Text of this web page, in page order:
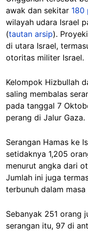
awak dan sekitar 180
wilayah udara Israel
(tautan arsip).
di utara Israel,
otoritas militer Israel.
Kelompok Hizbullah
saling membalas
pada tanggal 7
perang di Jalur Gaza.
Serangan Hamas ke
setidaknya 1,205
menurut angka dari
Jumlah ini juga
terbunuh dalam masa
Sebanyak 251 orang
serangan itu, 97 di